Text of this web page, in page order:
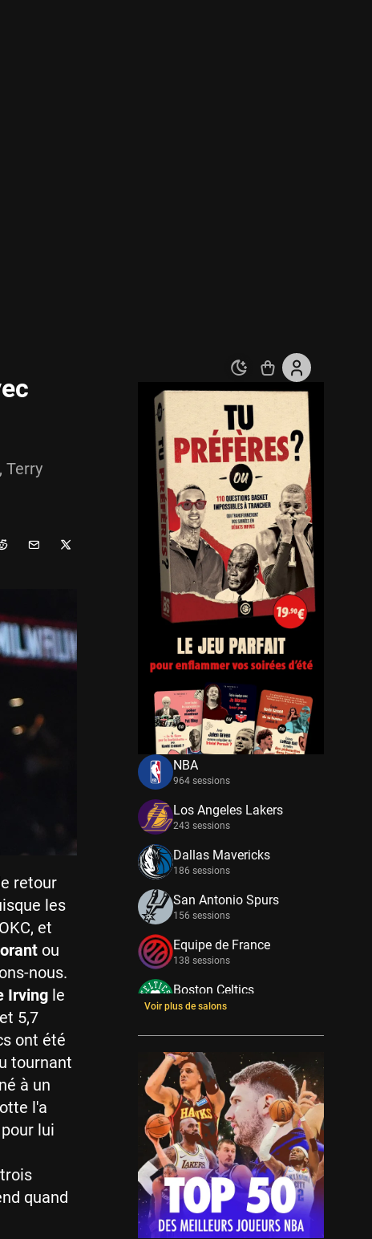
Terry
retour
les
et
ou
nous.
Irving le
5,7
ont été
tournant
à un
l'a
lui
quand
NBA
964 sessions
Los Angeles Lakers
243 sessions
Dallas Mavericks
186 sessions
San Antonio Spurs
156 sessions
Equipe de France
138 sessions
Boston Celtics
133 sessions
New York Knicks
114 sessions
Minnesota Timberwolves
114 sessions
Golden State Warriors
113 sessions
Denver Nuggets
106 sessions
WNBA
97 sessions
Voir plus de salons